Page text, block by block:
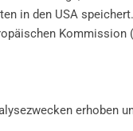
in den USA
Kommission
erhoben